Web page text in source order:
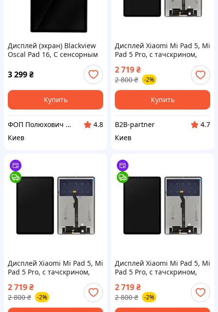
Дисплей (экран) Blackview
Oscal Pad 16, С сенсорным
3 299₴
Купить
ФОП Полюхович Л.Г.
4.8
Киев
Дисплей Xiaomi Mi Pad 5, Mi
Pad 5 Pro, с тачскрином,
2 719₴
2 800 ₴ -2%
Купить
B2B-partner
4.7
Киев
Дисплей Xiaomi Mi Pad 5, Mi
Pad 5 Pro, с тачскрином,
2 719₴
2 800 ₴ -2%
Дисплей Xiaomi Mi Pad 5, Mi
Pad 5 Pro, с тачскрином,
2 719₴
2 800 ₴ -2%